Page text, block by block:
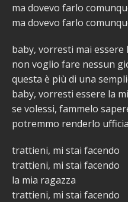
ma dovevo farlo
ma dovevo farlo
baby, vorresti mai essere
non voglio fare nessun
questa è più di una
baby, vorresti essere la
se volessi, fammelo
potremmo renderlo
trattieni, mi stai facendo
trattieni, mi stai facendo
la mia ragazza
trattieni, mi stai facendo